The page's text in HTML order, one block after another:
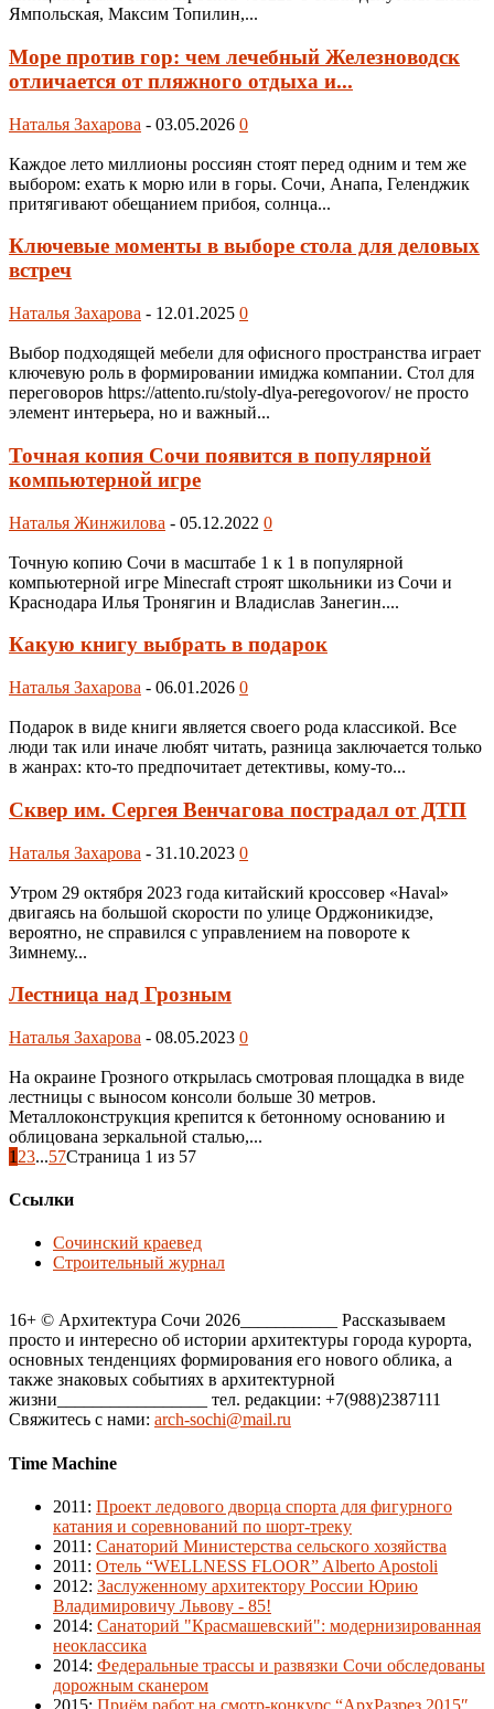
Ямпольская, Максим Топилин,...
Море против гор: чем лечебный Железноводск
отличается от пляжного отдыха и...
Наталья Захарова - 03.05.2026 0
Каждое лето миллионы россиян стоят перед одним и тем же
выбором: ехать к морю или в горы. Сочи, Анапа, Геленджик
притягивают обещанием прибоя, солнца...
Ключевые моменты в выборе стола для деловых
встреч
Наталья Захарова - 12.01.2025 0
Выбор подходящей мебели для офисного пространства играет
ключевую роль в формировании имиджа компании. Стол для
переговоров https://attento.ru/stoly-dlya-peregovorov/ не просто
элемент интерьера, но и важный...
Точная копия Сочи появится в популярной
компьютерной игре
Наталья Жинжилова - 05.12.2022 0
Точную копию Сочи в масштабе 1 к 1 в популярной
компьютерной игре Minecraft строят школьники из Сочи и
Краснодара Илья Тронягин и Владислав Занегин....
Какую книгу выбрать в подарок
Наталья Захарова - 06.01.2026 0
Подарок в виде книги является своего рода классикой. Все
люди так или иначе любят читать, разница заключается только
в жанрах: кто-то предпочитает детективы, кому-то...
Сквер им. Сергея Венчагова пострадал от ДТП
Наталья Захарова - 31.10.2023 0
Утром 29 октября 2023 года китайский кроссовер «Haval»
двигаясь на большой скорости по улице Орджоникидзе,
вероятно, не справился с управлением на повороте к
Зимнему...
Лестница над Грозным
Наталья Захарова - 08.05.2023 0
На окраине Грозного открылась смотровая площадка в виде
лестницы с выносом консоли больше 30 метров.
Металлоконструкция крепится к бетонному основанию и
облицована зеркальной сталью,...
1 23...57Страница 1 из 57
Ссылки
Сочинский краевед
Строительный журнал
16+ © Архитектура Сочи 2026___________ Рассказываем
просто и интересно об истории архитектуры города курорта,
основных тенденциях формирования его нового облика, а
также знаковых событиях в архитектурной
жизни_________________ тел. редакции: +7(988)2387111
Свяжитесь с нами: arch-sochi@mail.ru
Time Machine
2011 : Проект ледового дворца спорта для фигурного
катания и соревнований по шорт-треку
2011 : Санаторий Министерства сельского хозяйства
2011 : Отель “WELLNESS FLOOR” Alberto Apostoli
2012: Заслуженному архитектору России Юрию
Владимировичу Львову - 85!
2014: Санаторий "Красмашевский": модернизированная
неоклассика
2014: Федеральные трассы и развязки Сочи обследованы
дорожным сканером
2015: Приём работ на смотр-конкурс “АрхРазрез 2015″